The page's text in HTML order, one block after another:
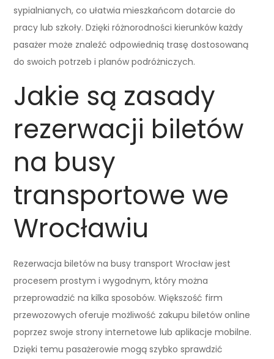
sypialnianych, co ułatwia mieszkańcom dotarcie do
pracy lub szkoły. Dzięki różnorodności kierunków każdy
pasażer może znaleźć odpowiednią trasę dostosowaną
do swoich potrzeb i planów podróżniczych.
Jakie są zasady
rezerwacji biletów
na busy
transportowe we
Wrocławiu
Rezerwacja biletów na busy transport Wrocław jest
procesem prostym i wygodnym, który można
przeprowadzić na kilka sposobów. Większość firm
przewozowych oferuje możliwość zakupu biletów online
poprzez swoje strony internetowe lub aplikacje mobilne.
Dzięki temu pasażerowie mogą szybko sprawdzić